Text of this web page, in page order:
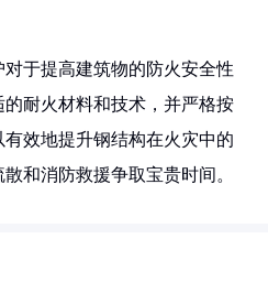
于提高建筑物的防火安全性
耐火材料和技术，并严格按
效地提升钢结构在火灾中的
和消防救援争取宝贵时间。